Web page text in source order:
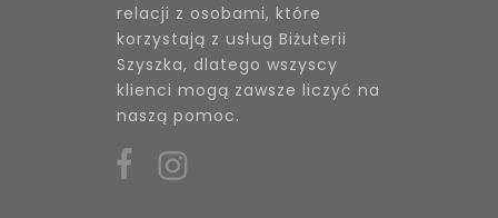
relacji z osobami, które
korzystają z usług Biżuterii
Szyszka, dlatego wszyscy
klienci mogą zawsze liczyć na
naszą pomoc.